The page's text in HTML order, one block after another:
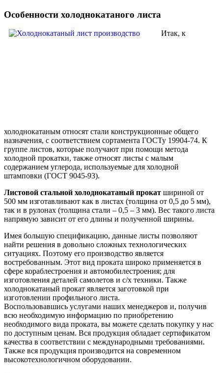
Особенности холоднокатаного листа
Итак, к
холоднокатаным относят стали конструкционные общего
назначения, с соответствием сортамента ГОСТу 19904-74. К
группе листов, которые получают при помощи метода
холодной прокатки, также относят листы с малым
содержанием углерода, используемые для холодной
штамповки (ГОСТ 9045-93).
Листовой стальной холоднокатаный прокат шириной от
500 мм изготавливают как в листах (толщина от 0,5 до 5 мм),
так и в рулонах (толщина стали – 0,5 – 3 мм). Вес такого листа
напрямую зависит от его длины и полученной ширины.
Имея большую спецификацию, данные листы позволяют
найти решения в довольно сложных технологических
ситуациях. Поэтому его производство является
востребованным. Этот вид проката широко применяется в
сфере кораблестроения и автомобилестроения; для
изготовления деталей самолетов и с/х техники. Также
холоднокатаный прокат является заготовкой при
изготовлении профильного листа.
Воспользовавшись услугами наших менеджеров и, получив
всю необходимую информацию по приобретению
необходимого вида проката, вы можете сделать покупку у нас
по доступным ценам. Вся продукция обладает сертификатом
качества в соответствии с международными требованиями.
Также вся продукция производится на современном
высокотехнологичном оборудовании.